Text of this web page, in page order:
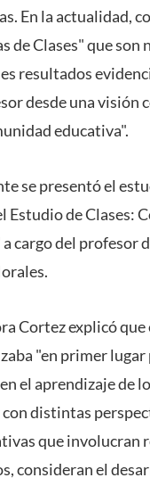
En la actualidad,
de Clases" que son
resultados
desde una visión
educativa".
se presentó el
Estudio de Clases:
cargo del profesor
Cortez explicó
"en primer
el aprendizaje de
distintas
que involucran
consideran el